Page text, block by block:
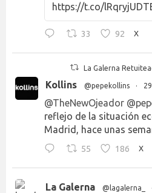
https://t.co/
33 92 X
La Galerna
Kollins @pepekollins ·
@TheNewOjeador
reflejo de la situación
Madrid, hace unas
55 186 X
La Galerna @lagalerna_